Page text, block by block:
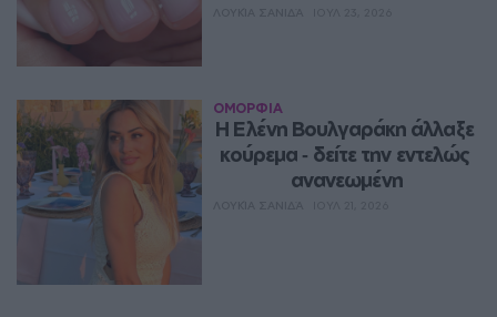
ΟΜΟΡΦΙΑ
Η Ελένη Βουλγαράκη άλλαξε
κούρεμα ‑ δείτε την εντελώς
ανανεωμένη